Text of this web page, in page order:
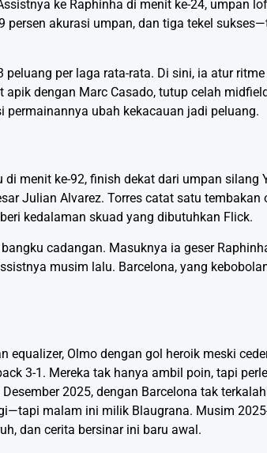
ke Raphinha di menit ke-24, umpan
akurasi umpan, dan tiga tekel
per laga rata-rata. Di sini, ia atur
dengan Marc Casado, tutup celah
ubah kekacauan jadi peluang.
menit ke-92, finish dekat dari umpan silang
Julian Alvarez. Torres catat satu tembakan
kedalaman skuad yang dibutuhkan Flick.
cadangan. Masuknya ia geser
musim lalu. Barcelona, yang
Olmo dengan gol heroik meski
3-1. Mereka tak hanya ambil poin, tapi
2025, dengan Barcelona tak
malam ini milik Blaugrana. Musim
dan cerita bersinar ini baru awal.